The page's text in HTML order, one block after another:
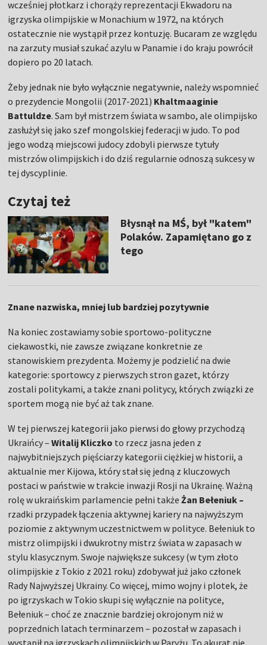
wcześniej płotkarz i chorąży reprezentacji Ekwadoru na
igrzyska olimpijskie w Monachium w 1972, na których
ostatecznie nie wystąpił przez kontuzję. Bucaram ze względu
na zarzuty musiał szukać azylu w Panamie i do kraju powrócił
dopiero po 20 latach.
Żeby jednak nie było wyłącznie negatywnie, należy wspomnieć
o prezydencie Mongolii (2017-2021) Khaltmaaginie
Battuldze. Sam był mistrzem świata w sambo, ale olimpijsko
zasłużył się jako szef mongolskiej federacji w judo. To pod
jego wodzą miejscowi judocy zdobyli pierwsze tytuły
mistrzów olimpijskich i do dziś regularnie odnoszą sukcesy w
tej dyscyplinie.
Czytaj też
Błysnął na MŚ, był "katem"
Polaków. Zapamiętano go z
tego
Znane nazwiska, mniej lub bardziej pozytywnie
Na koniec zostawiamy sobie sportowo-polityczne
ciekawostki, nie zawsze związane konkretnie ze
stanowiskiem prezydenta. Możemy je podzielić na dwie
kategorie: sportowcy z pierwszych stron gazet, którzy
zostali politykami, a także znani politycy, których związki ze
sportem mogą nie być aż tak znane.
W tej pierwszej kategorii jako pierwsi do głowy przychodzą
Ukraińcy –Witalij Kliczko to rzecz jasna jeden z
najwybitniejszych pięściarzy kategorii ciężkiej w historii, a
aktualnie mer Kijowa, który stał się jedną z kluczowych
postaci w państwie w trakcie inwazji Rosji na Ukrainę. Ważną
rolę w ukraińskim parlamencie pełni takżeŻan Bełeniuk –
rzadki przypadek łączenia aktywnej kariery na najwyższym
poziomie z aktywnym uczestnictwem w polityce. Bełeniuk to
mistrz olimpijski i dwukrotny mistrz świata w zapasach w
stylu klasycznym. Swoje największe sukcesy (w tym złoto
olimpijskie z Tokio z 2021 roku) zdobywał już jako członek
Rady Najwyższej Ukrainy. Co więcej, mimo wojny i plotek, że
po igrzyskach w Tokio skupi się wyłącznie na polityce,
Bełeniuk – choć ze znacznie bardziej okrojonym niż w
poprzednich latach terminarzem – pozostał w zapasach i
wystąpił na igrzyskach olimpijskich w Paryżu. To akurat nie